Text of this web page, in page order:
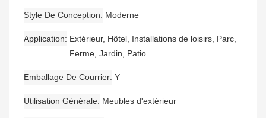
Style De Conception Moderne
Application
Extérieur, Hôtel, Installations de loisirs, Parc,
Ferme, Jardin, Patio
Emballage De Courrier Y
Utilisation Générale Meubles d'extérieur